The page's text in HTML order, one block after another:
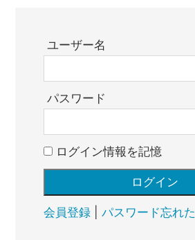
ユーザー名
パスワード
ログイン情報を記憶
会員登録| パスワード忘れた